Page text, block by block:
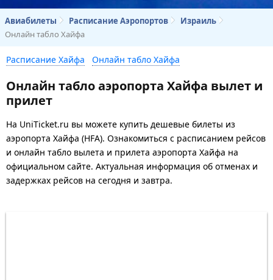
Авиабилеты Расписание Аэропортов
Израиль
Онлайн табло Хайфа
Расписание Хайфа Онлайн табло Хайфа
Онлайн табло аэропорта Хайфа вылет и
прилет
На UniTicket.ru вы можете купить дешевые билеты из
аэропорта Хайфа (HFA). Ознакомиться с расписанием рейсов
и онлайн табло вылета и прилета аэропорта Хайфа на
официальном сайте. Актуальная информация об отменах и
задержках рейсов на сегодня и завтра.